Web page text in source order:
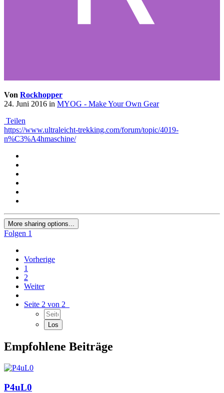
Von Rockhopper
24. Juni 2016 in MYOG - Make Your Own Gear
Teilen
https://www.ultraleicht-trekking.com/forum/topic/4019-
n%C3%A4hmaschine/
More sharing options...
Folgen 1
Vorherige
1
2
Weiter
Seite 2 von 2
Empfohlene Beiträge
P4uL0